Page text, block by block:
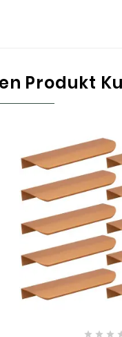
Produkt
  